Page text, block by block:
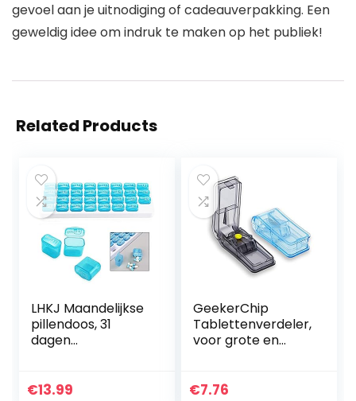
gevoel aan je uitnodiging of cadeauverpakking. Een
geweldig idee om indruk te maken op het publiek!
Related Products
LHKJ Maandelijkse
pillendoos, 31
dagen
vakken
€13.99
GeekerChip
Tablettenverdeler,
voor grote en
met opbergvak,
€7.76